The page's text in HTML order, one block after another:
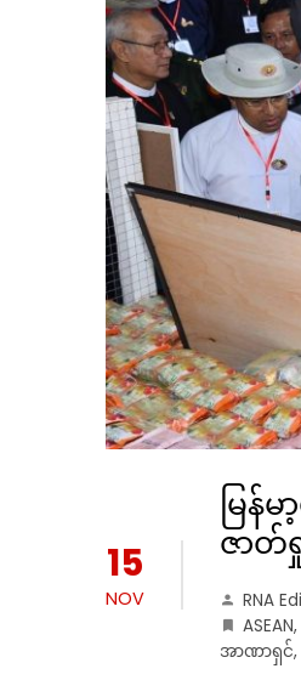
15
NOV
မြန်
ဇာတ်ရှု
RNA
ASEAN,
အာဏာရှင်,